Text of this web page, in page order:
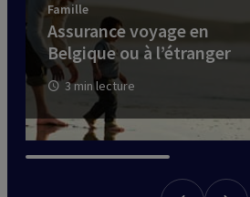
Famille
Assurance voyage en
Belgique ou à l’étranger
3 min lecture